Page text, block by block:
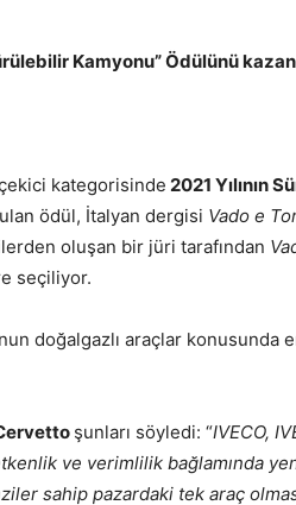
Kamyonu” Ödülünü
kategorisinde 2021 Yılının
ödül, İtalyan dergisi Vado e
oluşan bir jüri tarafından
seçiliyor.
doğalgazlı araçlar konusunda
şunları söyledi: “IVECO,
ve verimlilik bağlamında
sahip pazardaki tek araç